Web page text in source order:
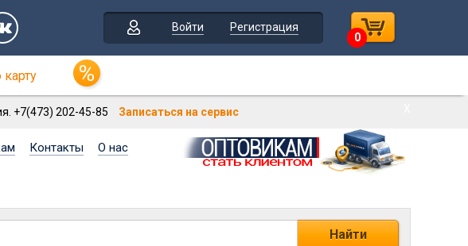
Войти
Регистрация
0
+7(473) 202-45-85 Записаться на сервис
Контакты О нас
Найти